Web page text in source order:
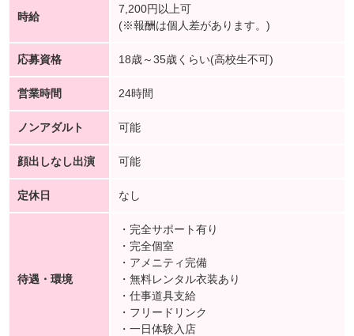
時給
7,200円以上可
(※報酬は個人差があります。)
応募資格 18歳～35歳くらい(高校生不可)
営業時間 24時間
ノンアダルト 可能
顔出しなし出演 可能
定休日 なし
待遇・環境
・完全サポート有り
・完全個室
・アメニティ完備
・無料レンタル衣装あり
・仕事道具支給
・フリードリンク
・一日体験入店